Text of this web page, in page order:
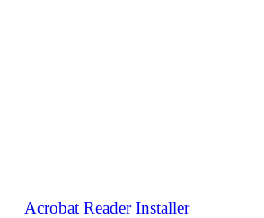
Acrobat Reader Installer